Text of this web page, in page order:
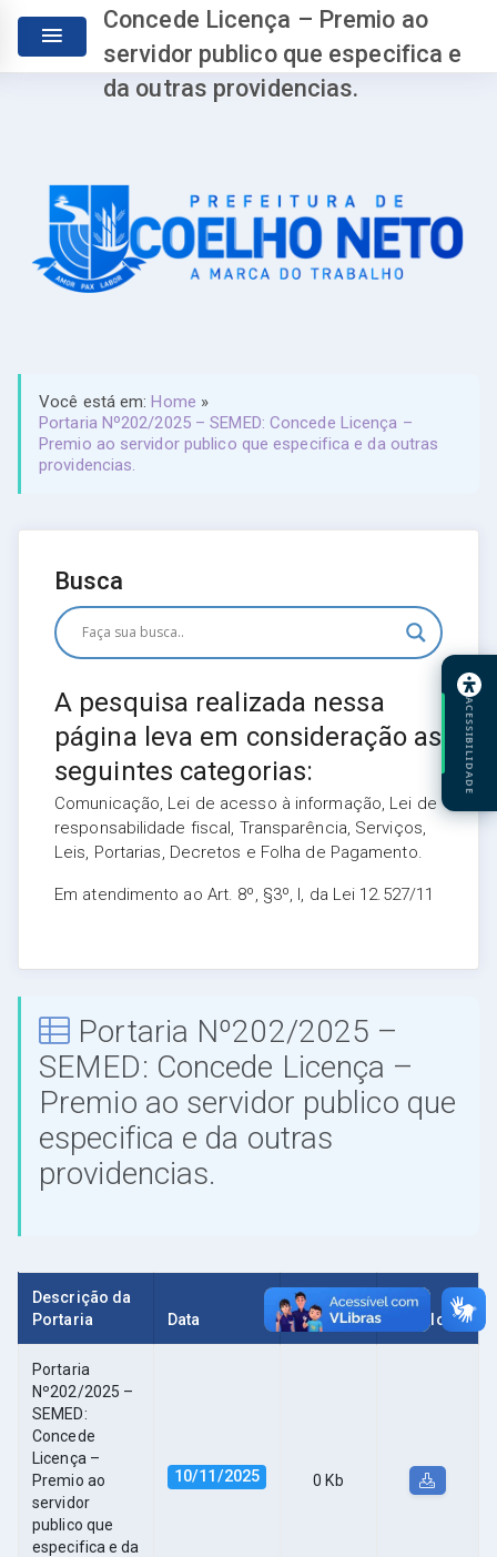
Concede Licença – Premio ao
servidor publico que especifica e
da outras providencias.
Você está em:Home »
Portaria Nº202/2025 – SEMED: Concede Licença –
Premio ao servidor publico que especifica e da outras
providencias.
Busca
A pesquisa realizada nessa
página leva em consideração as
seguintes categorias:
Comunicação, Lei de acesso à informação, Lei de
responsabilidade fiscal, Transparência, Serviços,
Leis, Portarias, Decretos e Folha de Pagamento.
Em atendimento ao Art. 8º, §3º, I, da Lei 12.527/11
Portaria Nº202/2025 –
SEMED: Concede Licença –
Premio ao servidor publico que
especifica e da outras
providencias.
Descrição da
Portaria
Data Tamanho Download
Portaria
Nº202/2025 –
SEMED:
Concede
Licença –
Premio ao
servidor
publico que
especifica e da
10/11/2025 0 Kb
ACESSIBILIDADE